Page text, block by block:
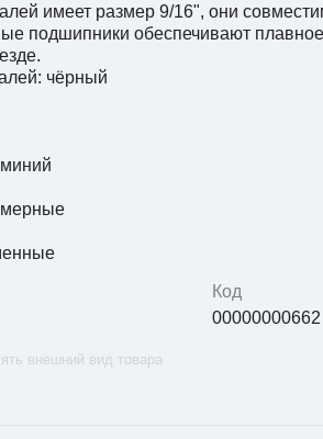
имеет размер 9/16", они
подшипники обеспечивают
чёрный
Код
00000000662
внешний вид товара